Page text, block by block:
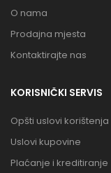
O nama
Prodajna mjesta
Kontaktirajte nas
KORISNIČKI SERVIS
Opšti uslovi korištenja
Uslovi kupovine
Plaćanje i kreditiranje